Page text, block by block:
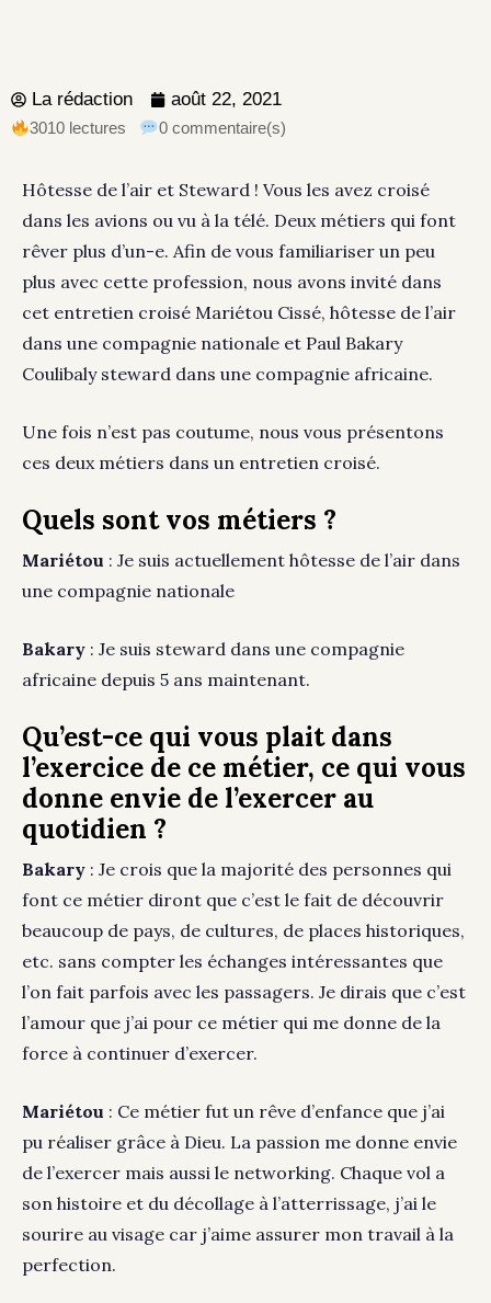
La rédaction août 22, 2021
3010 lectures 0 commentaire(s)
Hôtesse de l’air et Steward ! Vous les avez croisé
dans les avions ou vu à la télé. Deux métiers qui font
rêver plus d’un-e. Afin de vous familiariser un peu
plus avec cette profession, nous avons invité dans
cet entretien croisé Mariétou Cissé, hôtesse de l’air
dans une compagnie nationale et Paul Bakary
Coulibaly steward dans une compagnie africaine.
Une fois n’est pas coutume, nous vous présentons
ces deux métiers dans un entretien croisé.
Quels sont vos métiers ?
Mariétou : Je suis actuellement hôtesse de l’air dans
une compagnie nationale
Bakary : Je suis steward dans une compagnie
africaine depuis 5 ans maintenant.
Qu’est-ce qui vous plait dans
l’exercice de ce métier, ce qui vous
donne envie de l’exercer au
quotidien ?
Bakary : Je crois que la majorité des personnes qui
font ce métier diront que c’est le fait de découvrir
beaucoup de pays, de cultures, de places historiques,
etc. sans compter les échanges intéressantes que
l’on fait parfois avec les passagers. Je dirais que c’est
l’amour que j’ai pour ce métier qui me donne de la
force à continuer d’exercer.
Mariétou : Ce métier fut un rêve d’enfance que j’ai
pu réaliser grâce à Dieu. La passion me donne envie
de l’exercer mais aussi le networking. Chaque vol a
son histoire et du décollage à l’atterrissage, j’ai le
sourire au visage car j’aime assurer mon travail à la
perfection.